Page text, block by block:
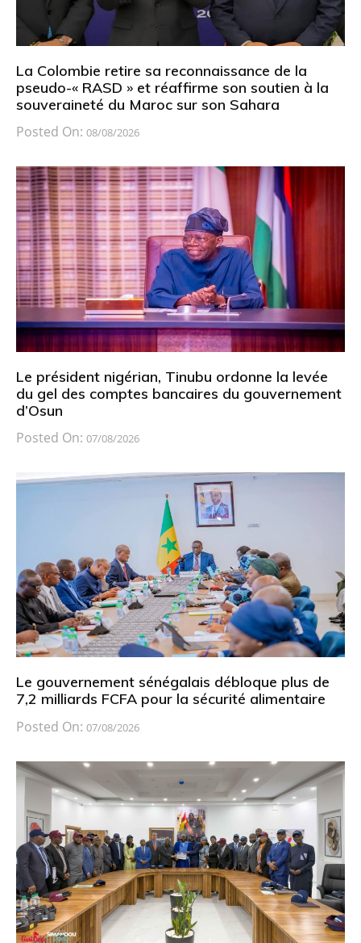
La Colombie retire sa reconnaissance de la
pseudo-« RASD » et réaffirme son soutien à la
souveraineté du Maroc sur son Sahara
Posted On: 08/08/2026
Le président nigérian, Tinubu ordonne la levée
du gel des comptes bancaires du gouvernement
d’Osun
Posted On: 07/08/2026
Le gouvernement sénégalais débloque plus de
7,2 milliards FCFA pour la sécurité alimentaire
Posted On: 07/08/2026